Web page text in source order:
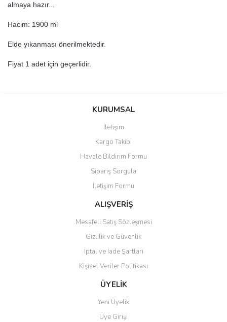
almaya hazır...
Hacim: 1900 ml
Elde yıkanması önerilmektedir.
Fiyat 1 adet için geçerlidir.
Bu ürüne ilk yorumu siz yapın!
Ürün resmi kalitesiz, bozuk veya görüntülenemiyor.
Ürün açıklamasında eksik bilgiler bulunuyor.
Ürün bilgilerinde hatalar bulunuyor.
Ürün fiyatı diğer sitelerden daha pahalı.
Bu ürüne benzer farklı alternatifler olmalı.
Gönder
KURUMSAL
İletişim
Kargo Takibi
Havale Bildirim Formu
Sipariş Sorgula
İletişim Formu
ALIŞVERİŞ
Mesafeli Satış Sözleşmesi
Gizlilik ve Güvenlik
İptal ve İade Şartları
Kişisel Veriler Politikası
ÜYELİK
Yeni Üyelik
Üye Girişi